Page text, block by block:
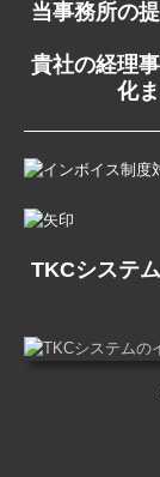
当事務所の
貴社の経理
化
TKCシステ